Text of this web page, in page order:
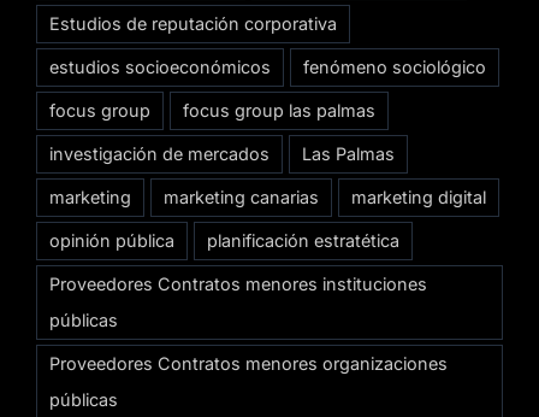
Estudios de reputación corporativa
estudios socioeconómicos fenómeno sociológico
focus group focus group las palmas
investigación de mercados Las Palmas
marketing marketing canarias marketing digital
opinión pública planificación estratética
Proveedores Contratos menores instituciones
públicas
Proveedores Contratos menores organizaciones
públicas